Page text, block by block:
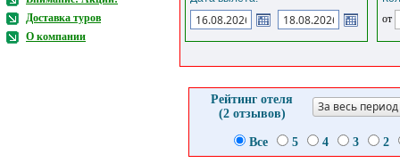
Доставка туров
О компании
от
Рейтинг отеля
(2 отзывов)
За весь период
Все 5 4 3 2